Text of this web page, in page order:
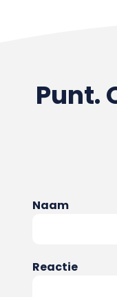
Punt.
Naam
Reactie